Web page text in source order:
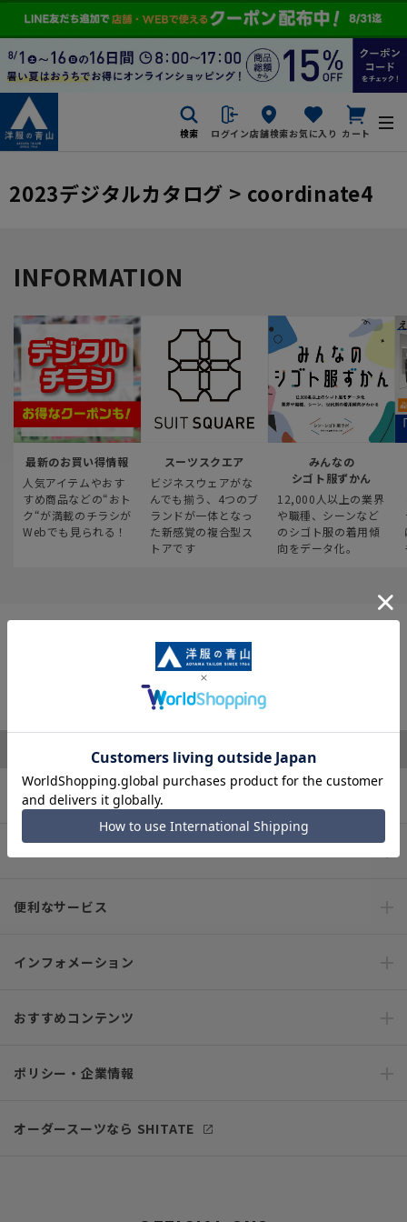
検索 ログイン店舗検索お気に入り カート
2023デジタルカタログ > coordinate4
INFORMATION
最新のお買い得情報
人気アイテムやおす
すめ商品などの“おト
ク“が満載のチラシが
Webでも見られる！
スーツスクエア
ビジネスウェアがな
んでも揃う、4つのブ
ランドが一体となっ
た新感覚の複合型ス
トアです
みんなの
シゴト服ずかん
12,000人以上の業界
や職種、シーンなど
のシゴト服の着用傾
向をデータ化。
ご利用ガイド サポート・お問い合わせ
※税表記がないものはすべて税込み価格となります
キャンペーン情報
便利なサービス
インフォメーション
おすすめコンテンツ
ポリシー・企業情報
オーダースーツなら SHITATE